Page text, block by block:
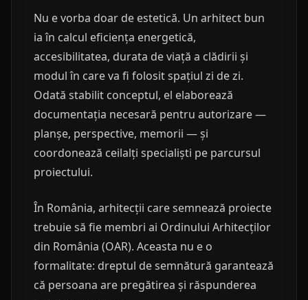
Nu e vorba doar de estetică. Un arhitect bun
ia în calcul eficiența energetică,
accesibilitatea, durata de viață a clădirii și
modul în care va fi folosit spațiul zi de zi.
Odată stabilit conceptul, el elaborează
documentația necesară pentru autorizare —
planșe, perspective, memorii — și
coordonează ceilalți specialiști pe parcursul
proiectului.
În România, arhitecții care semnează proiecte
trebuie să fie membri ai Ordinului Arhitecților
din România (OAR). Aceasta nu e o
formalitate: dreptul de semnătură garantează
că persoana are pregătirea și răspunderea